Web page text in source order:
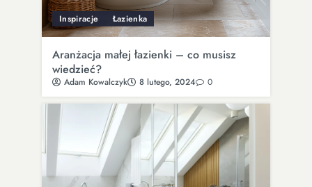
Inspiracje Łazienka
Aranżacja małej łazienki – co musisz
wiedzieć?
Adam Kowalczyk 8 lutego, 2024 0